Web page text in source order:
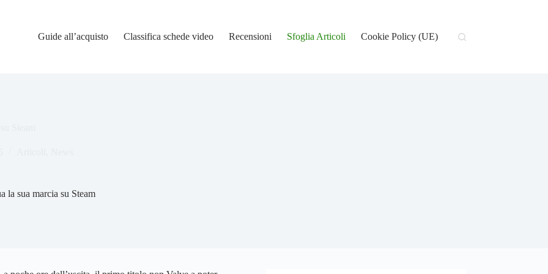
Guide all’acquisto
Classifica schede video Recensioni Sfoglia Articoli Cookie Policy (UE)
la sua marcia su Steam